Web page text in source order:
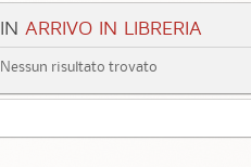
IN ARRIVO IN LIBRERIA
Nessun risultato trovato